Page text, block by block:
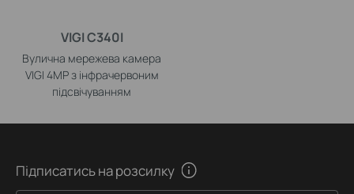
VIGI C340I
Вулична мережева камера
VIGI 4MP з інфрачервоним
підсвічуванням
Підписатись на розсилку